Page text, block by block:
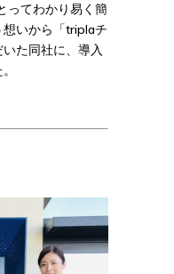
ってわかり易く簡
いから「triplaチ
た同社に、導入